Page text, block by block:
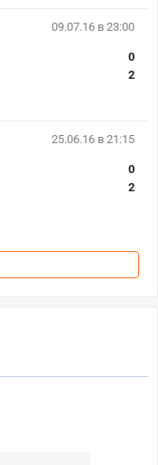
09.07.16 в 23:00
0
2
25.06.16 в 21:15
0
2